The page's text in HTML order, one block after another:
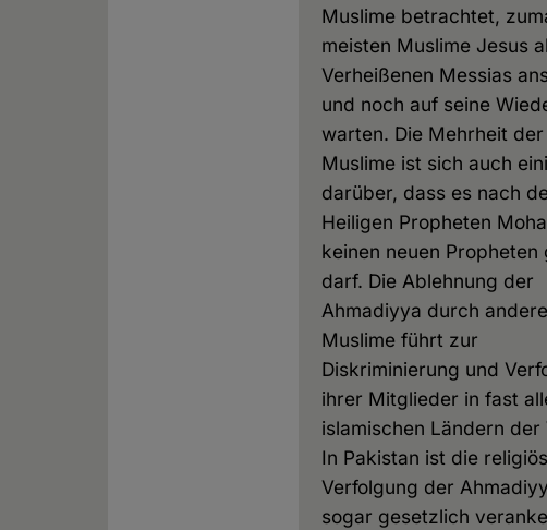
Muslime betrachtet,
meisten Muslime Jesus
Verheißenen Messias
und noch auf seine
warten. Die Mehrheit der
Muslime ist sich auch
darüber, dass es nach
Heiligen Propheten
keinen neuen Propheten
darf. Die Ablehnung der
Ahmadiyya durch andere
Muslime führt zur
Diskriminierung und
ihrer Mitglieder in fast
islamischen Ländern der
In Pakistan ist die
Verfolgung der
sogar gesetzlich